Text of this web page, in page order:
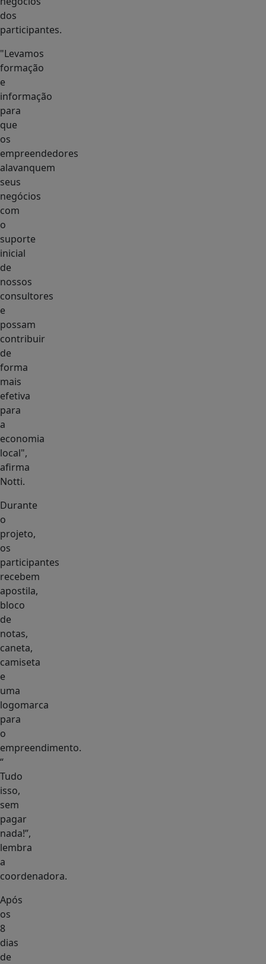
dos
participantes.
"Levamos
formação
e
informação
para
que
os
empreendedores
alavanquem
seus
negócios
com
o
suporte
inicial
de
nossos
consultores
e
possam
contribuir
de
forma
mais
efetiva
para
a
economia
local",
afirma
Notti.
Durante
o
projeto,
os
participantes
recebem
apostila,
bloco
de
notas,
caneta,
camiseta
e
uma
logomarca
para
o
empreendimento.
“
Tudo
isso,
sem
pagar
nada!”,
lembra
a
coordenadora.
Após
os
8
dias
de